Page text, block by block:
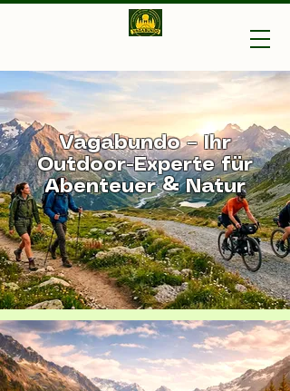
Vagabundo-Ihr Outdoor
Vagabundo – Ihr
Outdoor-Experte für
Abenteuer & Natur